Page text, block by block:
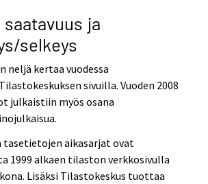
ja
selkeys
neljä kertaa vuodessa
sivuilla. Vuoden 2008
julkaistiin myös osana
tasetietojen aikasarjat ovat
1999 alkaen tilaston verkkosivulla
Lisäksi Tilastokeskus tuottaa